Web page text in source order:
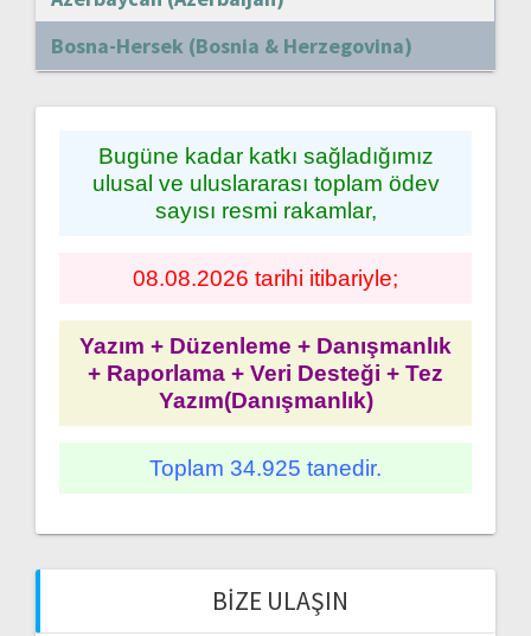
Bosna-Hersek (Bosnia & Herzegovina)
Bugüne kadar katkı sağladığımız
ulusal ve uluslararası toplam ödev
sayısı resmi rakamlar,
08.08.2026 tarihi itibariyle;
Yazım + Düzenleme + Danışmanlık
+ Raporlama + Veri Desteği + Tez
Yazım(Danışmanlık)
Toplam 34.925 tanedir.
BIZE ULAŞIN